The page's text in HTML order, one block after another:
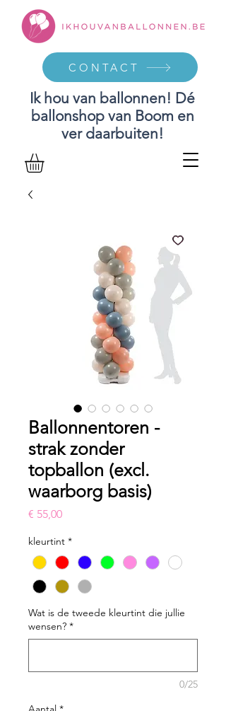
Ik hou van ballonnen! Dé
ballonshop van Boom en
ver daarbuiten!
CONTACT
Ballonnentoren -
strak zonder
topballon (excl.
waarborg basis)
€ 55,00Prijs
kleurtint *
Wat is de tweede kleurtint die jullie
wensen? *
0/25